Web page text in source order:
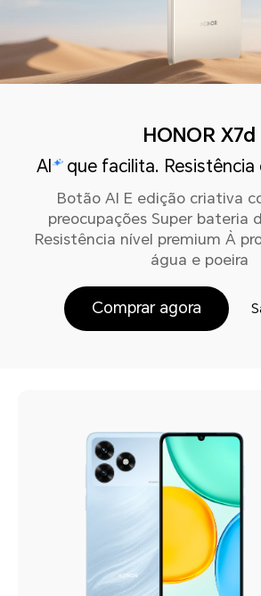
HONOR X7d
AI que facilita.
Botão AI E edição criativa
preocupações Super bateria
Resistência nível premium À
água e poeira
Comprar agora